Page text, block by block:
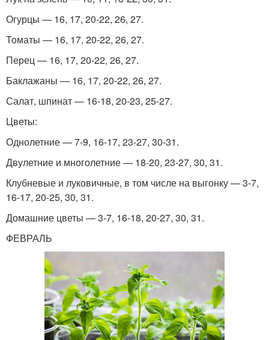
Огурцы — 16, 17, 20-22, 26, 27.
Томаты — 16, 17, 20-22, 26, 27.
Перец — 16, 17, 20-22, 26, 27.
Баклажаны — 16, 17, 20-22, 26, 27.
Салат, шпинат — 16-18, 20-23, 25-27.
Цветы:
Однолетние — 7-9, 16-17, 23-27, 30-31.
Двулетние и многолетние — 18-20, 23-27, 30, 31.
Клубневые и луковичные, в том числе на выгонку — 3-7,
16-17, 20-25, 30, 31.
Домашние цветы — 3-7, 16-18, 20-27, 30, 31.
ФЕВРАЛЬ